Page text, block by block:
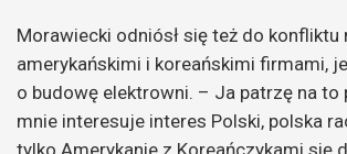
Morawiecki odniósł się też do konfliktu
amerykańskimi i koreańskimi firmami,
o budowę elektrowni. – Ja patrzę na to
mnie interesuje interes Polski, polska
tylko Amerykanie z Koreańczykami się